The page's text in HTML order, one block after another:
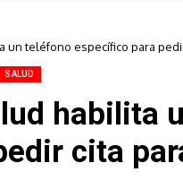
un teléfono específico para
SALUD
habilita
cita